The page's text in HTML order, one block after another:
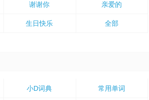
谢谢你 亲爱的
生日快乐 全部
小D词典 常用单词